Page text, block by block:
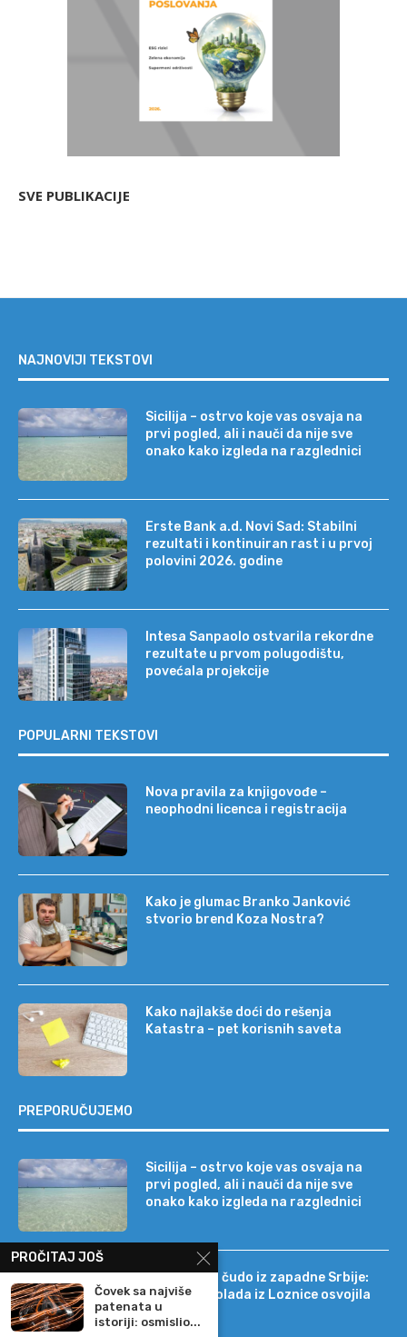
SVE PUBLIKACIJE
NAJNOVIJI TEKSTOVI
Sicilija – ostrvo koje vas osvaja na
prvi pogled, ali i nauči da nije sve
onako kako izgleda na razglednici
Erste Bank a.d. Novi Sad: Stabilni
rezultati i kontinuiran rast i u prvoj
polovini 2026. godine
Intesa Sanpaolo ostvarila rekordne
rezultate u prvom polugodištu,
povećala projekcije
POPULARNI TEKSTOVI
Nova pravila za knjigovođe –
neophodni licenca i registracija
Kako je glumac Branko Janković
stvorio brend Koza Nostra?
Kako najlakše doći do rešenja
Katastra – pet korisnih saveta
PREPORUČUJEMO
Sicilija – ostrvo koje vas osvaja na
prvi pogled, ali i nauči da nije sve
onako kako izgleda na razglednici
Tehnološko čudo iz zapadne Srbije:
kako je čokolada iz Loznice osvojila
22 tržišta
PROČITAJ JOŠ
Čovek sa najviše
patenata u
istoriji: osmislio...